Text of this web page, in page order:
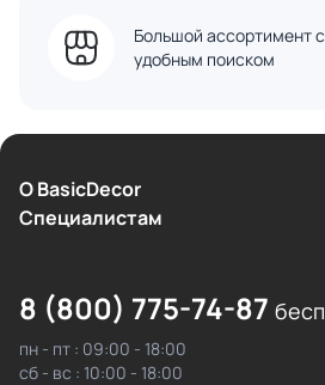
Большой ассортимент с
удобным поиском
О BasicDecor
Cпециалистам
8 (800) 775-74-87
пн - пт : 09:00 - 18:00
сб - вс : 10:00 - 18:00